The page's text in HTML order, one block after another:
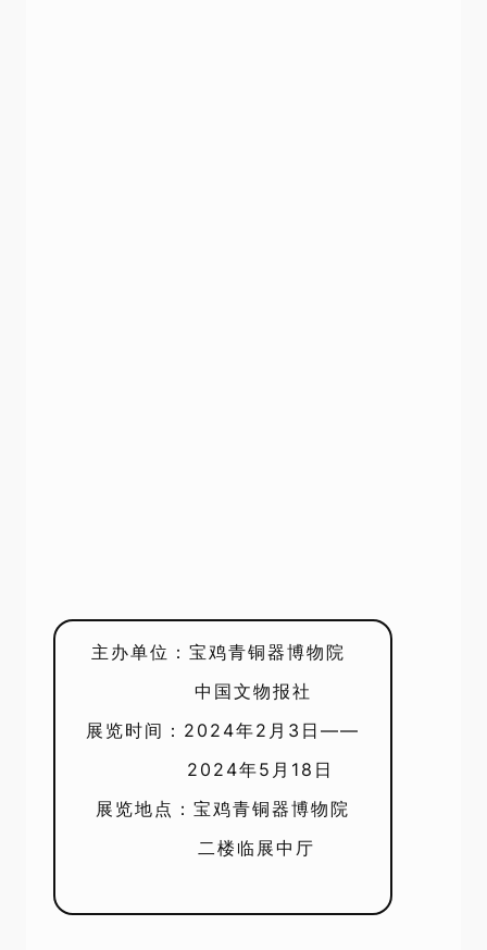
主办单位：宝鸡青铜器博物院
中国文物报社
展览时间：2024年2月3日——
2024年5月18日
展览地点：宝鸡青铜器博物院
二楼 临展中厅